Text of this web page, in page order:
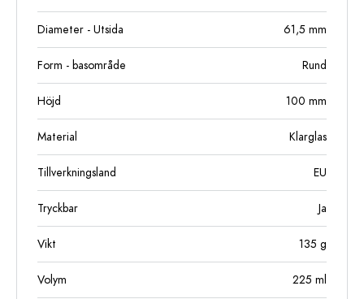
Diameter - Utsida 61,5 mm
Form - basområde Rund
Höjd 100 mm
Material Klarglas
Tillverkningsland EU
Tryckbar Ja
Vikt 135 g
Volym 225 ml